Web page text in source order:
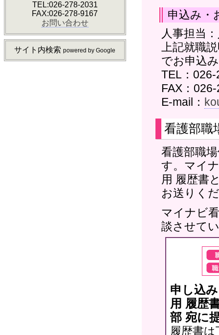
申込み・
人事担当
上記就職
でお申込
TEL：
FAX：
E-mail：
看護部職
看護部職
す。マイ
用 履歴書
お送りく
マイナビ
談させて
申し込
用 履歴
部 宛に
履歴書
TEL:026-278-2031
FAX:026-278-9167
お問い合わせ
サイト内検索powered by Google